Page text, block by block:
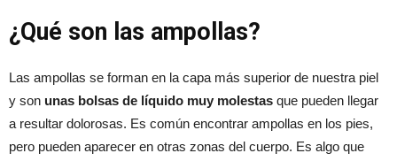
¿Qué son las ampollas?
Las ampollas se forman en la capa más superior de nuestra piel
y son unas bolsas de líquido muy molestas que pueden llegar
a resultar dolorosas. Es común encontrar ampollas en los pies,
pero pueden aparecer en otras zonas del cuerpo. Es algo que